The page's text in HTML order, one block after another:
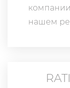
нашем